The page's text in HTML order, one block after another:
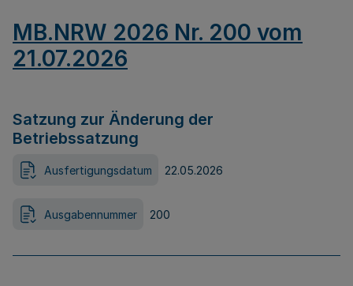
MB.NRW 2026 Nr. 200 vom
21.07.2026
Satzung zur Änderung der
Betriebssatzung
Ausfertigungsdatum 22.05.2026
Ausgabennummer 200